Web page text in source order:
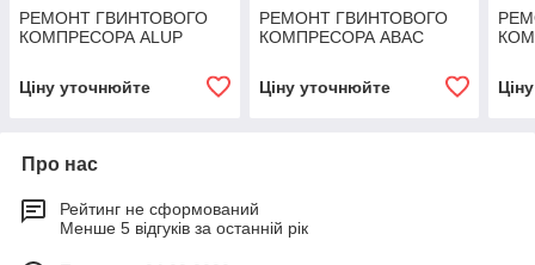
РЕМОНТ ГВИНТОВОГО
КОМПРЕСОРА ALUP
Ціну уточнюйте
РЕМОНТ ГВИНТОВОГО
КОМПРЕСОРА ABAC
Ціну уточнюйте
Про нас
Рейтинг не сформований
Менше 5 відгуків за останній рік